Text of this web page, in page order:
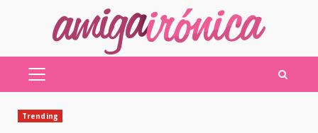
MENÚ
Trending